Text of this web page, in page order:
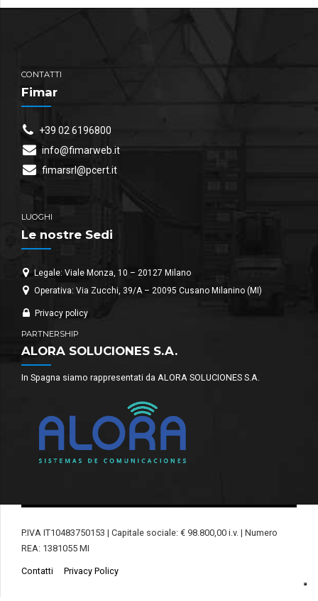
CONTATTI
Fimar
+39 02 6196800
info@fimarweb.it
fimarsrl@pcert.it
LUOGHI
Le nostre Sedi
Legale: Viale Monza, 10 – 20127 Milano
Operativa: Via Zucchi, 39/A – 20095 Cusano Milanino (MI)
Privacy policy
PARTNERSHIP
ALORA SOLUCIONES S.A.
In Spagna siamo rappresentati da ALORA SOLUCIONES S.A.
P.IVA IT10483750153 | Capitale sociale: € 98.800,00 i.v. | Numero
REA: 1381055 MI
Contatti Privacy Policy